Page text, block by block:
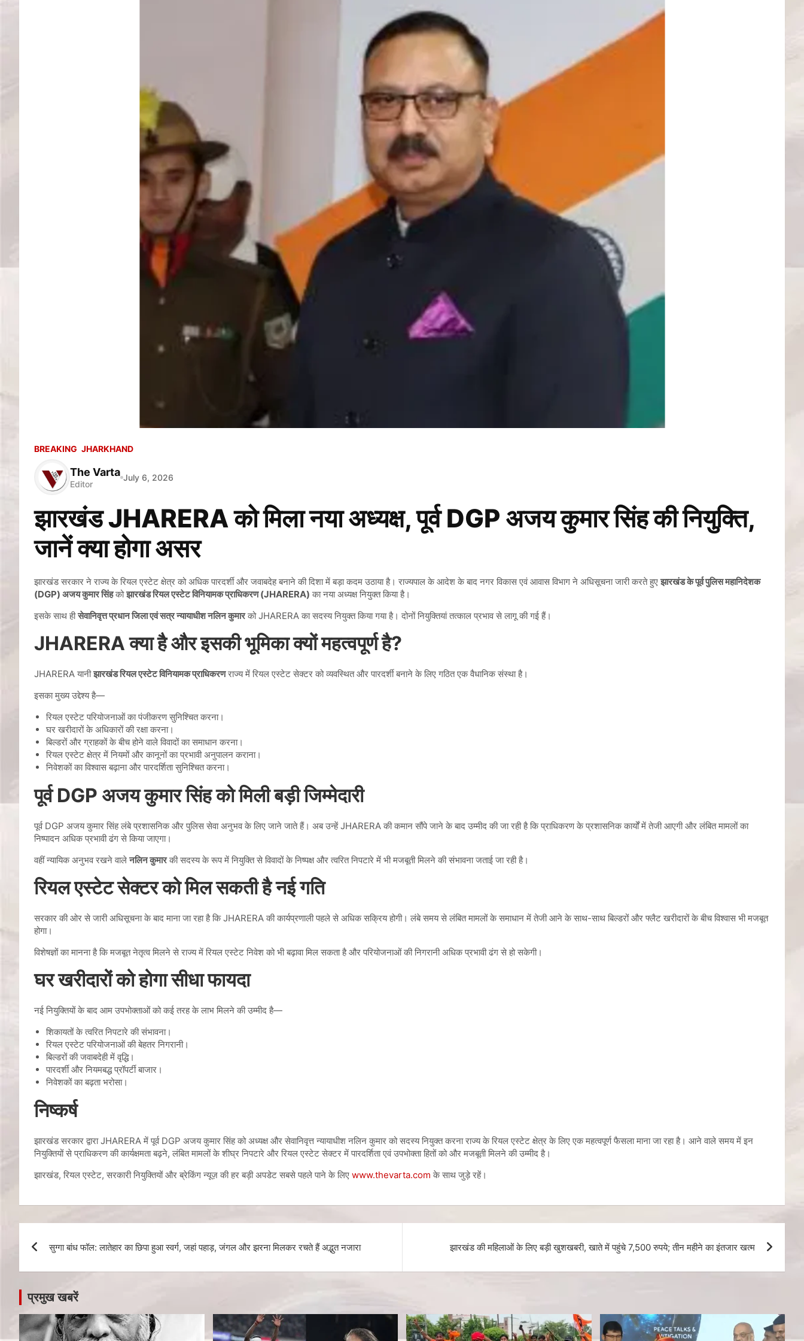
BREAKING JHARKHAND
The Varta
Editor
July 6, 2026
झारखंड JHARERA को मिला नया अध्यक्ष, पूर्व DGP अजय कुमार सिंह की नियुक्ति,
जानें क्या होगा असर
झारखंड सरकार ने राज्य के रियल एस्टेट क्षेत्र को अधिक पारदर्शी और जवाबदेह बनाने की दिशा में बड़ा कदम उठाया है। राज्यपाल के आदेश के बाद नगर विकास एवं आवास विभाग ने अधिसूचना जारी करते हुएझारखंड के पूर्व पुलिस महानिदेशक
(DGP) अजय कुमार सिंहकोझारखंड रियल एस्टेट विनियामक प्राधिकरण (JHARERA) का नया अध्यक्ष नियुक्त किया है।
इसके साथ हीसेवानिवृत्त प्रधान जिला एवं सत्र न्यायाधीश नलिन कुमारको JHARERA का सदस्य नियुक्त किया गया है। दोनों नियुक्तियां तत्काल प्रभाव से लागू की गई हैं।
JHARERA क्या है और इसकी भूमिका क्यों महत्वपूर्ण है?
JHARERA यानीझारखंड रियल एस्टेट विनियामक प्राधिकरणराज्य में रियल एस्टेट सेक्टर को व्यवस्थित और पारदर्शी बनाने के लिए गठित एक वैधानिक संस्था है।
इसका मुख्य उद्देश्य है—
रियल एस्टेट परियोजनाओं का पंजीकरण सुनिश्चित करना।
घर खरीदारों के अधिकारों की रक्षा करना।
बिल्डरों और ग्राहकों के बीच होने वाले विवादों का समाधान करना।
रियल एस्टेट क्षेत्र में नियमों और कानूनों का प्रभावी अनुपालन कराना।
निवेशकों का विश्वास बढ़ाना और पारदर्शिता सुनिश्चित करना।
पूर्व DGP अजय कुमार सिंह को मिली बड़ी जिम्मेदारी
पूर्व DGP अजय कुमार सिंह लंबे प्रशासनिक और पुलिस सेवा अनुभव के लिए जाने जाते हैं। अब उन्हें JHARERA की कमान सौंपे जाने के बाद उम्मीद की जा रही है कि प्राधिकरण के प्रशासनिक कार्यों में तेजी आएगी और लंबित मामलों का
निष्पादन अधिक प्रभावी ढंग से किया जाएगा।
वहीं न्यायिक अनुभव रखने वालेनलिन कुमारकी सदस्य के रूप में नियुक्ति से विवादों के निष्पक्ष और त्वरित निपटारे में भी मजबूती मिलने की संभावना जताई जा रही है।
रियल एस्टेट सेक्टर को मिल सकती है नई गति
सरकार की ओर से जारी अधिसूचना के बाद माना जा रहा है कि JHARERA की कार्यप्रणाली पहले से अधिक सक्रिय होगी। लंबे समय से लंबित मामलों के समाधान में तेजी आने के साथ-साथ बिल्डरों और फ्लैट खरीदारों के बीच विश्वास भी मजबूत
होगा।
विशेषज्ञों का मानना है कि मजबूत नेतृत्व मिलने से राज्य में रियल एस्टेट निवेश को भी बढ़ावा मिल सकता है और परियोजनाओं की निगरानी अधिक प्रभावी ढंग से हो सकेगी।
घर खरीदारों को होगा सीधा फायदा
नई नियुक्तियों के बाद आम उपभोक्ताओं को कई तरह के लाभ मिलने की उम्मीद है—
शिकायतों के त्वरित निपटारे की संभावना।
रियल एस्टेट परियोजनाओं की बेहतर निगरानी।
बिल्डरों की जवाबदेही में वृद्धि।
पारदर्शी और नियमबद्ध प्रॉपर्टी बाजार।
निवेशकों का बढ़ता भरोसा।
निष्कर्ष
झारखंड सरकार द्वारा JHARERA में पूर्व DGP अजय कुमार सिंह को अध्यक्ष और सेवानिवृत्त न्यायाधीश नलिन कुमार को सदस्य नियुक्त करना राज्य के रियल एस्टेट क्षेत्र के लिए एक महत्वपूर्ण फैसला माना जा रहा है। आने वाले समय में इन
नियुक्तियों से प्राधिकरण की कार्यक्षमता बढ़ने, लंबित मामलों के शीघ्र निपटारे और रियल एस्टेट सेक्टर में पारदर्शिता एवं उपभोक्ता हितों को और मजबूती मिलने की उम्मीद है।
झारखंड, रियल एस्टेट, सरकारी नियुक्तियों और ब्रेकिंग न्यूज़ की हर बड़ी अपडेट सबसे पहले पाने के लिए www.thevarta.com के साथ जुड़े रहें।
सुग्गा बांध फॉल: लातेहार का छिपा हुआ स्वर्ग, जहां पहाड़, जंगल और झरना मिलकर रचते हैं अद्भुत नजारा झारखंड की महिलाओं के लिए बड़ी खुशखबरी, खाते में पहुंचे 7,500 रुपये; तीन महीने का इंतजार खत्म
प्रमुख खबरें